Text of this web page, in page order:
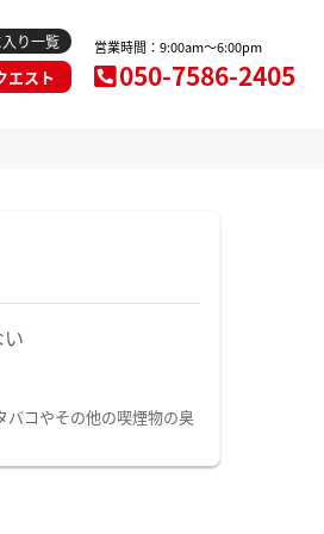
り一覧
エスト
営業時間：9:00am～6:00pm
050-7586-2405
バコやその他の喫煙物の臭